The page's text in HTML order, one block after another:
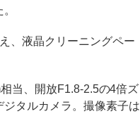
、液晶クリーニングペー
当、開放F1.8-2.5の4倍ズ
タルカメラ。撮像素子は